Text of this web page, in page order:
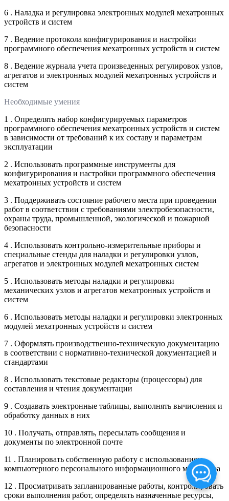
6 . Наладка и регулировка электронных модулей мехатронных
устройств и систем
7 . Ведение протокола конфигурирования и настройки
программного обеспечения мехатронных устройств и систем
8 . Ведение журнала учета произведенных регулировок узлов,
агрегатов и электронных модулей мехатронных устройств и
систем
Необходимые умения
1 . Определять набор конфигурируемых параметров
программного обеспечения мехатронных устройств и систем
в зависимости от требований к их составу и параметрам
эксплуатации
2 . Использовать программные инструменты для
конфигурирования и настройки программного обеспечения
мехатронных устройств и систем
3 . Поддерживать состояние рабочего места при проведении
работ в соответствии с требованиями электробезопасности,
охраны труда, промышленной, экологической и пожарной
безопасности
4 . Использовать контрольно-измерительные приборы и
специальные стенды для наладки и регулировки узлов,
агрегатов и электронных модулей мехатронных систем
5 . Использовать методы наладки и регулировки
механических узлов и агрегатов мехатронных устройств и
систем
6 . Использовать методы наладки и регулировки электронных
модулей мехатронных устройств и систем
7 . Оформлять производственно-техническую документацию
в соответствии с нормативно-технической документацией и
стандартами
8 . Использовать текстовые редакторы (процессоры) для
составления и чтения документации
9 . Создавать электронные таблицы, выполнять вычисления и
обработку данных в них
10 . Получать, отправлять, пересылать сообщения и
документы по электронной почте
11 . Планировать собственную работу с использованием
компьютерного персонального информационного менеджера
12 . Просматривать запланированные работы, контролировать
сроки выполнения работ, определять назначенные ресурсы,